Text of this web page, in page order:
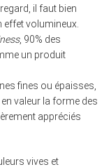
il faut bien
effet volumineux.
, 90% des
un produit
fines ou épaisses,
valeur la forme des
appréciés
vives et